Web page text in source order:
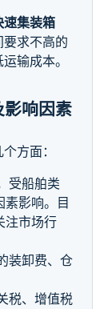
速集装箱
求不高的
输成本。
响因素
方面：
受船舶类
素影响。目
注市场行
装卸费、仓
税、增值税